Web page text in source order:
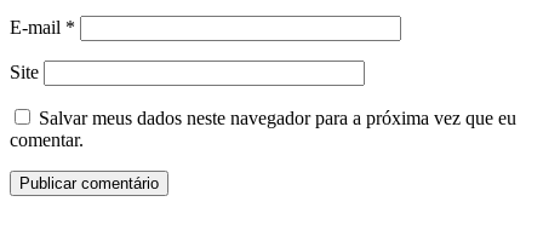
E-mail *
Site
Salvar meus dados neste navegador para a próxima vez que eu
comentar.